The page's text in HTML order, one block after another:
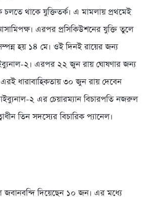
থাকে যুক্তিতর্ক। এ মামলায় প্রথমেই
এরপর প্রসিকিউশনের যুক্তি তুলে
হয় ১৪ মে। ওই দিনই রায়ের জন্য
২। এরপর ২২ জুন রায় ঘোষণার জন্য
এরই ধারাবাহিকতায় ৩০ জুন রায় দেবেন
২ এর চেয়ারম্যান বিচারপতি নজরুল
তিন সদস্যের বিচারিক প্যানেল।
জবানবন্দি দিয়েছেন ১০ জন। এর মধ্যে